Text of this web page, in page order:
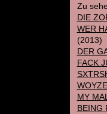
Zu
DIE
WER
(2013)
DER
FACK
MY
BEING